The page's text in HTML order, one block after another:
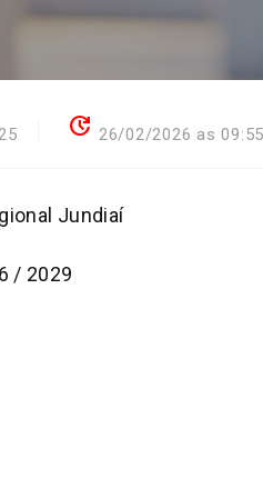
update 26/02/2026 as 09:55
Jundiaí
/ 2029